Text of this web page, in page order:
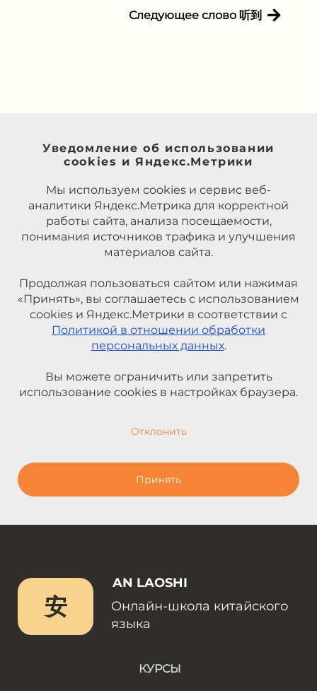
Следующее слово 听到
Уведомление об использовании
cookies и Яндекс.Метрики
Мы используем cookies и сервис веб-
аналитики Яндекс.Метрика для корректной
работы сайта, анализа посещаемости,
понимания источников трафика и улучшения
материалов сайта.
Продолжая пользоваться сайтом или нажимая
«Принять», вы соглашаетесь с использованием
cookies и Яндекс.Метрики в соответствии с
Политикой в отношении обработки
персональных данных.
Вы можете ограничить или запретить
использование cookies в настройках браузера.
Отклонить
Принять
安
AN LAOSHI
Онлайн-школа китайского
языка
КУРСЫ